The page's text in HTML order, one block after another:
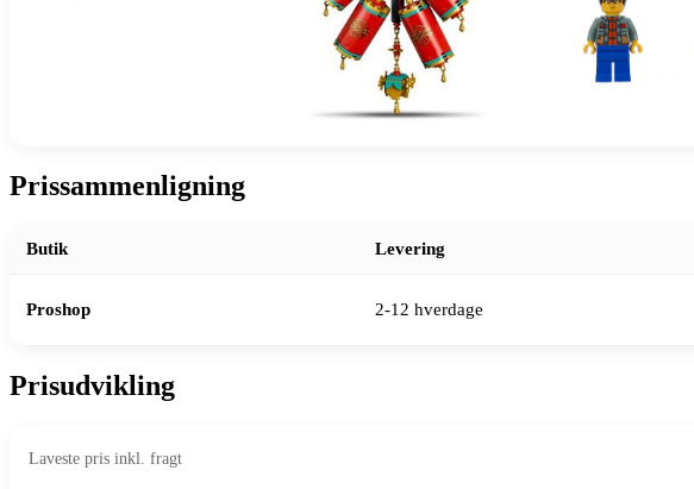
Prissammenligning
Butik Levering
Proshop 2-12 hverdage
Prisudvikling
Laveste pris inkl. fragt